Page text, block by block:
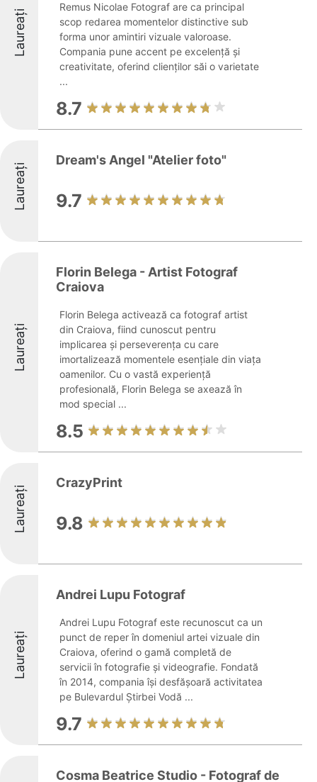
Laureați
Remus Nicolae Fotograf are ca principal
scop redarea momentelor distinctive sub
forma unor amintiri vizuale valoroase.
Compania pune accent pe excelență și
creativitate, oferind clienților săi o varietate
...
8.7
Laureați
Dream's Angel "Atelier foto"
9.7
Laureați
Florin Belega - Artist Fotograf
Craiova
Florin Belega activează ca fotograf artist
din Craiova, fiind cunoscut pentru
implicarea și perseverența cu care
imortalizează momentele esențiale din viața
oamenilor. Cu o vastă experiență
profesională, Florin Belega se axează în
mod special ...
8.5
Laureați
CrazyPrint
9.8
Laureați
Andrei Lupu Fotograf
Andrei Lupu Fotograf este recunoscut ca un
punct de reper în domeniul artei vizuale din
Craiova, oferind o gamă completă de
servicii în fotografie și videografie. Fondată
în 2014, compania își desfășoară activitatea
pe Bulevardul Știrbei Vodă ...
9.7
Cosma Beatrice Studio - Fotograf de